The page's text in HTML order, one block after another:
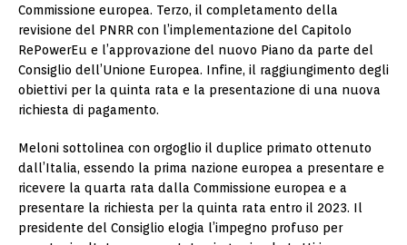
Commissione europea. Terzo, il completamento della
revisione del PNRR con l’implementazione del Capitolo
RePowerEu e l’approvazione del nuovo Piano da parte del
Consiglio dell’Unione Europea. Infine, il raggiungimento degli
obiettivi per la quinta rata e la presentazione di una nuova
richiesta di pagamento.
Meloni sottolinea con orgoglio il duplice primato ottenuto
dall’Italia, essendo la prima nazione europea a presentare e
ricevere la quarta rata dalla Commissione europea e a
presentare la richiesta per la quinta rata entro il 2023. Il
presidente del Consiglio elogia l’impegno profuso per